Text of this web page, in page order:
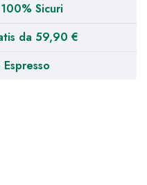
Sicuri
da 59,90 €